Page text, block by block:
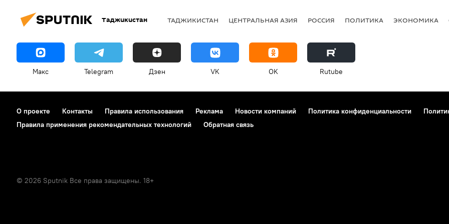
Таджикистан ТАДЖИКИСТАН ЦЕНТРАЛЬНАЯ АЗИЯ РОССИЯ ПОЛИТИКА ЭКОНОМИКА
Макс Telegram Дзен VK OK Rutube
О проекте Контакты Правила использования Реклама Новости компаний Политика конфиденциальности
Правила применения рекомендательных технологий
Обратная связь
© 2026 Sputnik Все права защищены. 18+